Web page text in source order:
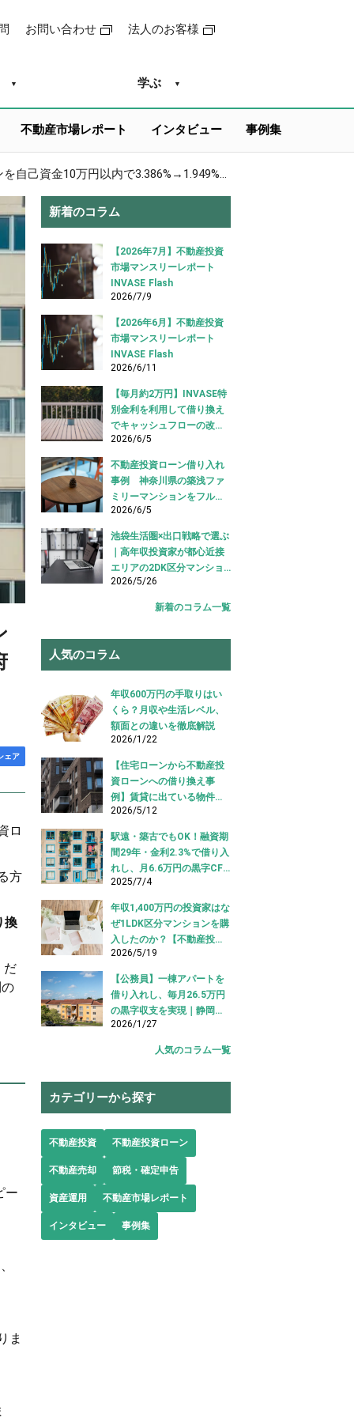
お問い合わせ 法人のお客様
学ぶ
不動産市場レポート インタビュー 事例集
【総額約130万円削減】上場企業会社員のお客様事例！1Kマンションを自己資金10万円以内で3.386%→1.949%に借り換えに成功！|大阪府【不動産投資ローン 借り換え事例】
ェア
ロ
方
換
だ
ー
ま
新着のコラム
【2026年7月】不動産投資
市場マンスリーレポート
INVASE Flash
2026/7/9
【2026年6月】不動産投資
市場マンスリーレポート
INVASE Flash
2026/6/11
【毎月約2万円】INVASE特
別金利を利用して借り換え
でキャッシュフローの改善
に成功！｜東京都江東区
【不動産投資ローン 借り換
え事例】
2026/6/5
不動産投資ローン借り入れ
事例 神奈川県の築浅ファ
ミリーマンションをフルロ
ーンで借り入れ成功【不動
産投資ローン借り入れ事
例】
2026/6/5
池袋生活圏×出口戦略で選ぶ
｜高年収投資家が都心近接
エリアの2DK区分マンショ
ンを購入した事例【不動産
投資 購入事例】
2026/5/26
新着のコラム一覧
人気のコラム
年収600万円の手取りはい
くら？月収や生活レベル、
額面との違いを徹底解説
2026/1/22
【住宅ローンから不動産投
資ローンへの借り換え事
例】賃貸に出ている物件を
適切な投資ローンへ切り替
え！
2026/5/12
駅遠・築古でもOK！融資期
間29年・金利2.3%で借り入
れし、月6.6万円の黒字CF
を実現【不動産投資ロー
ン】
2025/7/4
年収1,400万円の投資家はな
ぜ1LDK区分マンションを購
入したのか？【不動産投資
購入事例】
2026/5/19
【公務員】一棟アパートを
借り入れし、毎月26.5万円
の黒字収支を実現｜静岡県
【アパートローン 借り入れ
2026/1/27
人気のコラム一覧
カテゴリーから探す
不動産投資 不動産投資ローン
不動産売却 節税・確定申告
資産運用 不動産市場レポート
インタビュー 事例集